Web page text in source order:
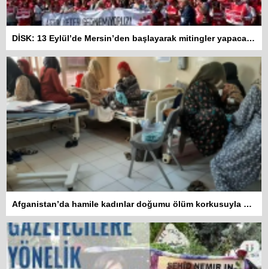
DİSK: 13 Eylül’de Mersin’den başlayarak mitingler yapacağız
Afganistan’da hamile kadınlar doğumu ölüm korkusuyla bekliyor